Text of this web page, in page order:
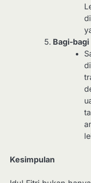
Bagi-bagi
Kesimpulan